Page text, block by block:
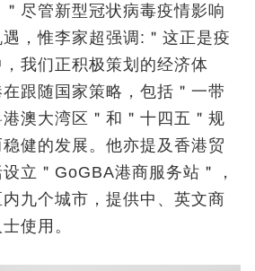
尽管新型冠状病毒疫情影响
，惟李家超强调:＂这正是疫
我们正积极策划的经济体
跟随国家策略，包括＂一带
澳大湾区＂和＂十四五＂规
健的发展。他亦提及香港贸
立＂GoGBA港商服务站＂，
九个城市，提供中、英文商
使用。